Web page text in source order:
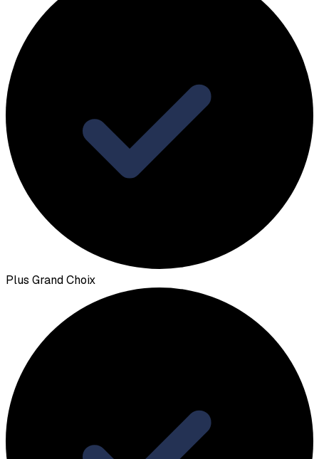
Plus Grand Choix